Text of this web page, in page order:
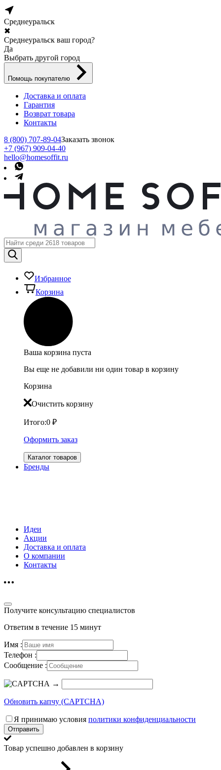
Среднеуральск
✖
Среднеуральск ваш город?
Да
Выбрать другой город
Помощь покупателю
Доставка и оплата
Гарантия
Возврат товара
Контакты
8 (800) 707-89-04Заказать звонок
+7 (967) 909-04-40
hello@homesoffit.ru
Избранное
Корзина
Ваша корзина пуста
Вы еще не добавили ни один товар в корзину
Корзина
Очистить корзину
Итого:0 ₽
Оформить заказ
Каталог товаров
Бренды
Идеи
Акции
Доставка и оплата
О компании
Контакты
Получите консультацию специалистов
Ответим в течение 15 минут
Имя :
Телефон :
Сообщение :
→
Обновить капчу (CAPTCHA)
Я принимаю условия политики конфиденциальности
Отправить
Товар успешно добавлен в корзину